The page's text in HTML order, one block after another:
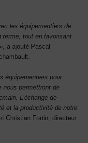
les équipementiers de
terme, tout en favorisant
», a ajouté Pascal
équipementiers pour
nous permettront de
L’échange de
et la productivité de notre
Christian Fortin, directeur